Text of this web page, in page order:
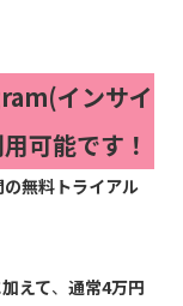
インサイ
可能です！
無料トライアル
えて、 通常4万円